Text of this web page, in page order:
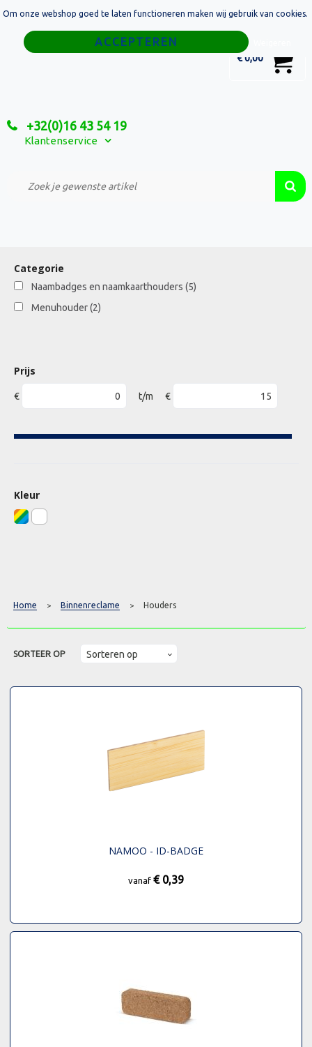
€ 0,00
+32(0)16 43 54 19
Klantenservice
Home
Relatiegeschenken
Custom Made Projecten
Categorie
Naambadges en naamkaarthouders (5)
Menuhouder (2)
Prijs
€ t/m €
Kleur
Home > Binnenreclame > Houders
SORTEER OP
NAMOO - ID-BADGE
vanaf € 0,39
Om onze webshop goed te laten functioneren maken wij gebruik van cookies.